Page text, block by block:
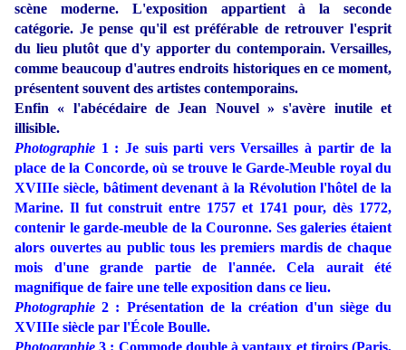
scène moderne.
L'exposition appartient à la seconde
catégorie. Je pense qu'il est préférable de retrouver l'esprit
du lieu plutôt que d'y apporter du contemporain.Versailles,
comme beaucoup d'autres endroits historiques en ce moment,
présentent souvent des artistes contemporains.
Enfin « l'abécédaire de Jean Nouvel » s'avère inutile et
illisible.
Photographie 1 : Je suis parti vers Versailles à partir de la
place de la Concorde, où se trouve le Garde-Meuble royal du
XVIIIe siècle, bâtiment devenant à la Révolution l'hôtel de la
Marine. Il fut construit entre 1757 et 1741 pour, dès 1772,
contenir le garde-meuble de la Couronne. Ses galeries étaient
alors ouvertes au public tous les premiers mardis de chaque
mois d'une grande partie de l'année. Cela aurait été
magnifique de faire une telle exposition dans ce lieu.
Photographie 2 : Présentation de la création d'un siège du
XVIIIe siècle par l'École Boulle.